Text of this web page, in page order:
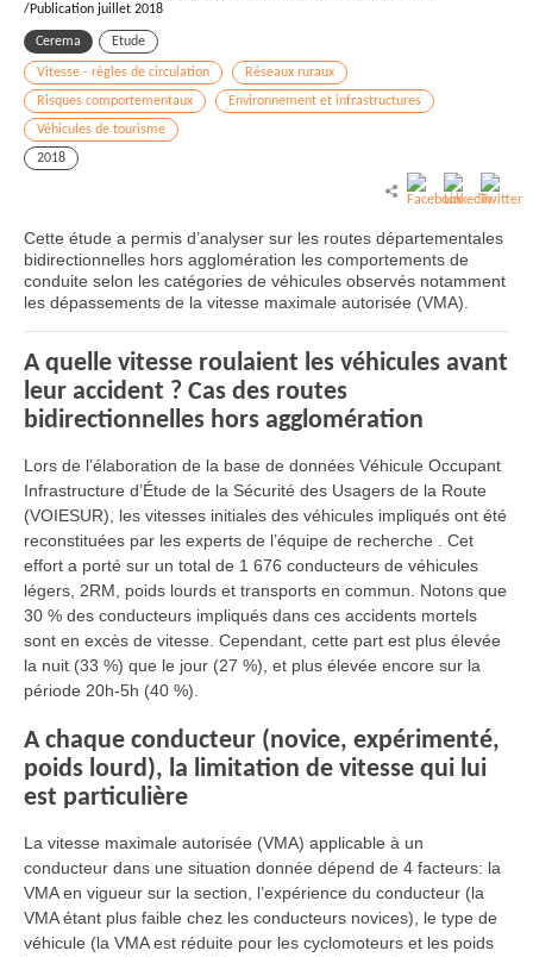
/Publication juillet 2018
Cerema Etude
Vitesse - règles de circulation
Réseaux ruraux
Risques comportementaux
Environnement et infrastructures
Véhicules de tourisme
2018
Cette étude a permis d’analyser sur les routes départementales
bidirectionnelles hors agglomération les comportements de
conduite selon les catégories de véhicules observés notamment
les dépassements de la vitesse maximale autorisée (VMA).
A quelle vitesse roulaient les véhicules avant
leur accident ? Cas des routes
bidirectionnelles hors agglomération
Lors de l’élaboration de la base de données Véhicule Occupant
Infrastructure d’Étude de la Sécurité des Usagers de la Route
(VOIESUR), les vitesses initiales des véhicules impliqués ont été
reconstituées par les experts de l’équipe de recherche . Cet
effort a porté sur un total de 1 676 conducteurs de véhicules
légers, 2RM, poids lourds et transports en commun. Notons que
30 % des conducteurs impliqués dans ces accidents mortels
sont en excès de vitesse. Cependant, cette part est plus élevée
la nuit (33 %) que le jour (27 %), et plus élevée encore sur la
période 20h-5h (40 %).
A chaque conducteur (novice, expérimenté,
poids lourd), la limitation de vitesse qui lui
est particulière
La vitesse maximale autorisée (VMA) applicable à un
conducteur dans une situation donnée dépend de 4 facteurs: la
VMA en vigueur sur la section, l’expérience du conducteur (la
VMA étant plus faible chez les conducteurs novices), le type de
véhicule (la VMA est réduite pour les cyclomoteurs et les poids